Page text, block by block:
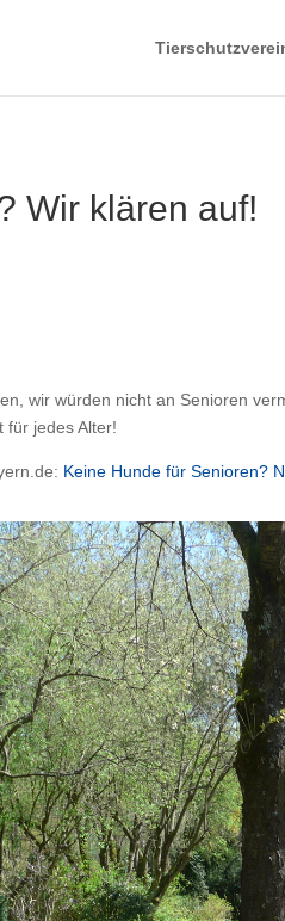
Wir klären auf!
wir würden nicht an Senioren
für jedes Alter!
Keine Hunde für Senioren?